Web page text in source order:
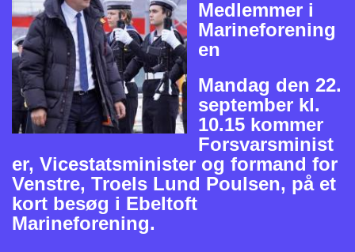
Medlemmer i
Marineforening
en
Mandag den 22.
september kl.
10.15 kommer
Forsvarsminist
er, Vicestatsminister og formand for
Venstre, Troels Lund Poulsen, på et
kort besøg i Ebeltoft
Marineforening.